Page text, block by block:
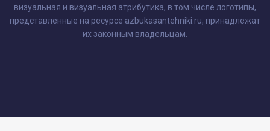
визуальная и визуальная атрибутика, в том числе логотипы,
представленные на ресурсе azbukasantehniki.ru, принадлежат
их законным владельцам.